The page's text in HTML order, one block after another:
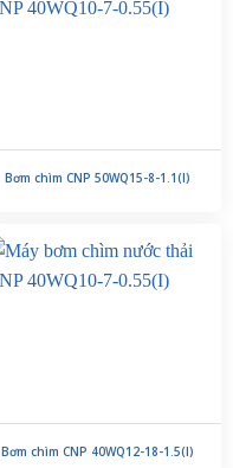
Bơm chìm CNP 50WQ15-8-1.1(I)
Bơm chìm CNP 40WQ12-18-1.5(I)